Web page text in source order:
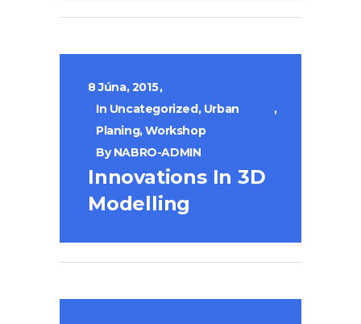
8 Júna, 2015
In Uncategorized, Urban
Planing,Workshop
ByNABRO-ADMIN
Innovations In 3D
Modelling